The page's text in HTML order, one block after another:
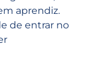
aprendiz.
de entrar no